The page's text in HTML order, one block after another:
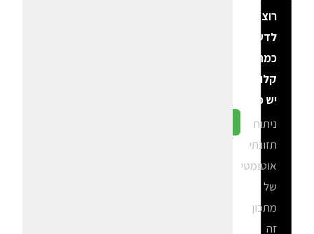
רוצה
לדעת
כמה
קלוריות
יש פה?
ניתוח
תזונתי
אוטומטי
של
מתכון
זה